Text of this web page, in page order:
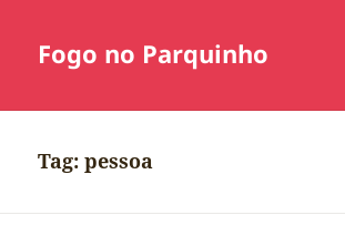
Fogo no Parquinho
Tag:pessoa